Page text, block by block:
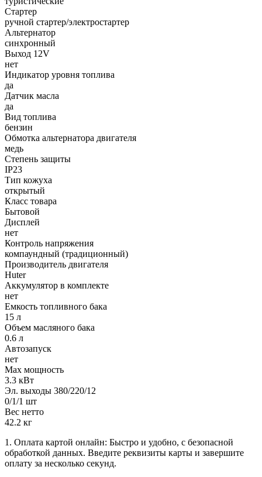
Стартер
ручной стартер/электростартер
Альтернатор
синхронный
Выход 12V
нет
Индикатор уровня топлива
да
Датчик масла
да
Вид топлива
бензин
Обмотка альтернатора двигателя
медь
Степень защиты
IP23
Тип кожуха
открытый
Класс товара
Бытовой
Дисплей
нет
Контроль напряжения
компаундный (традиционный)
Производитель двигателя
Huter
Аккумулятор в комплекте
нет
Емкость топливного бака
15 л
Объем масляного бака
0.6 л
Автозапуск
нет
Max мощность
3.3 кВт
Эл. выходы 380/220/12
0/1/1 шт
Вес нетто
42.2 кг
1. Оплата картой онлайн: Быстро и удобно, с безопасной
обработкой данных. Введите реквизиты карты и завершите
оплату за несколько секунд.